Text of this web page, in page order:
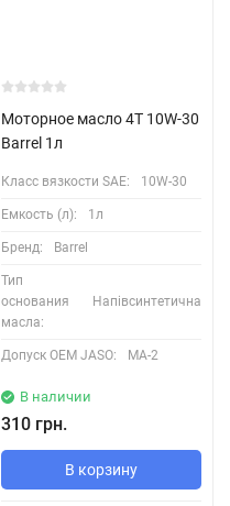
Моторное масло 4T 10W-30
Barrel 1л
Класс вязкости SAE: 10W-30
Емкость (л): 1л
Бренд: Barrel
Тип
основания
масла:
Напівсинтетична
Допуск OEM JASO: MA-2
В наличии
310 грн.
В корзину